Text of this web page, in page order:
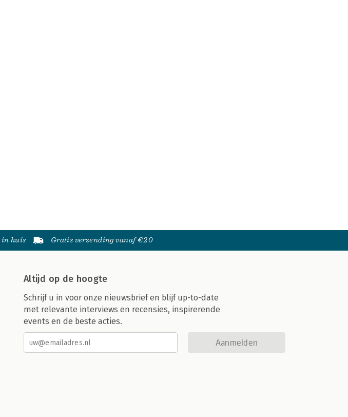
in huis Gratis verzending vanaf €20
Altijd op de hoogte
Schrijf u in voor onze nieuwsbrief en blijf up-to-date
met relevante interviews en recensies, inspirerende
events en de beste acties.
Aanmelden